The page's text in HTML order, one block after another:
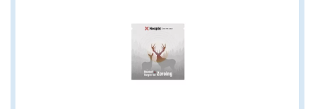
podnikatelům v oblasti zbraně a střelivo. Splňujete tyto
podmínky?
ANO NE